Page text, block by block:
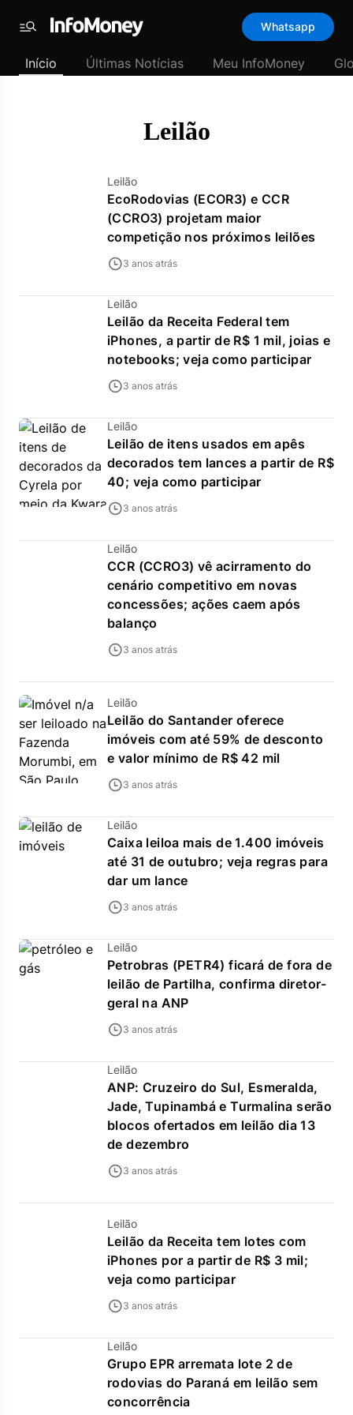
padrão
Últimas
Menu
Whatsapp
Início Últimas Notícias Meu InfoMoney
Leilão
Leilão
EcoRodovias (ECOR3) e CCR
(CCRO3) projetam maior
competição nos próximos leilões
3 anos atrás
Leilão
Leilão da Receita Federal tem
iPhones, a partir de R$ 1 mil, joias e
notebooks; veja como participar
3 anos atrás
Leilão
Leilão de itens usados em apês
decorados tem lances a partir de R$
40; veja como participar
3 anos atrás
Leilão
CCR (CCRO3) vê acirramento do
cenário competitivo em novas
concessões; ações caem após
balanço
3 anos atrás
Leilão
Leilão do Santander oferece
imóveis com até 59% de desconto
e valor mínimo de R$ 42 mil
3 anos atrás
Leilão
Caixa leiloa mais de 1.400 imóveis
até 31 de outubro; veja regras para
dar um lance
3 anos atrás
Leilão
Petrobras (PETR4) ficará de fora de
leilão de Partilha, confirma diretor-
geral na ANP
3 anos atrás
Leilão
ANP: Cruzeiro do Sul, Esmeralda,
Jade, Tupinambá e Turmalina serão
blocos ofertados em leilão dia 13
de dezembro
3 anos atrás
Leilão
Leilão da Receita tem lotes com
iPhones por a partir de R$ 3 mil;
veja como participar
3 anos atrás
Leilão
Grupo EPR arremata lote 2 de
rodovias do Paraná em leilão sem
concorrência